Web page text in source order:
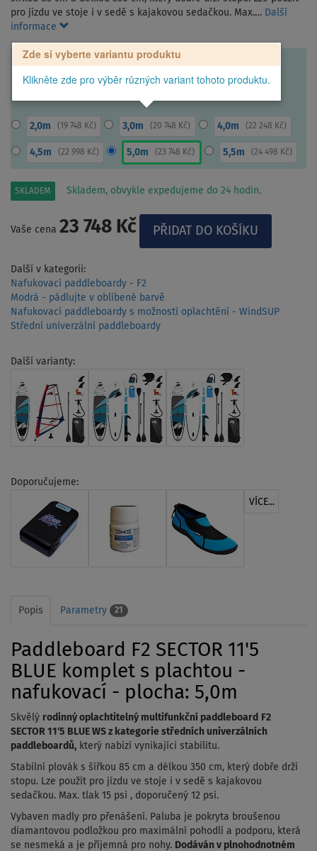
pro jízdu ve stoje i v sedě s kajakovou sedačkou. Max.… Další
informace
Zde si vyberte variantu produktu
Klikněte zde pro výběr různých variant tohoto produktu.
2,0m ( 19 748 Kč) 3,0m (20 748 Kč) 4,0m (22 248 Kč)
4,5m (22 998 Kč) 5,0m (23 748 Kč) 5,5m (24 498 Kč)
SKLADEM Skladem, obvykle expedujeme do 24 hodin.
Vaše cena 23 748 Kč
Další v kategorii:
Nafukovací paddleboardy - F2
Modrá - pádlujte v oblíbené barvě
Nafukovací paddleboardy s možností oplachtění - WindSUP
Střední univerzální paddleboardy
Další varianty:
Doporučujeme:
VÍCE...
Popis Parametry 21
Paddleboard F2 SECTOR 11'5
BLUE komplet s plachtou -
nafukovací - plocha: 5,0m
Skvělý rodinný oplachtitelný multifunkční paddleboard
F2
SECTOR 11‘5 BLUE WS z kategorie středních univerzálních
paddleboardů, který nabízí vynikající stabilitu.
Stabilní plovák s šířkou 85 cm a délkou 350 cm, který dobře drží
stopu. Lze použít pro jízdu ve stoje i v sedě s kajakovou
sedačkou. Max. tlak 15 psi , doporučený 12 psi.
Vybaven madly pro přenášení. Paluba je pokryta broušenou
diamantovou podložkou pro maximální pohodlí a podporu, která
se nesmeká a je příjemná pro nohy. Dodáván v plnohodnotném